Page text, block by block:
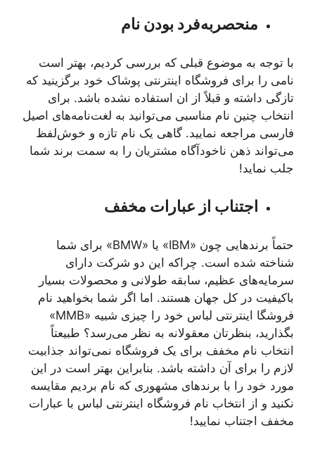
منحصربه‌فرد بودن نام
با توجه به موضوع قبلی که بررسی کردیم، بهتر است
نامی را برای فروشگاه اینترنتی پوشاک خود برگزینید که
تازگی داشته و قبلاً از ان استفاده نشده باشد. برای
انتخاب چنین نام مناسبی می‌توانید به لغت‌نامه‌های اصیل
فارسی مراجعه نمایید. گاهی یک نام تازه و خوش‌لفظ
می‌تواند ذهن ناخودآگاه مشتریان را به سمت برند شما
جلب نماید!
اجتناب از عبارات مخفف
حتماً برندهایی چون «IBM» یا «BMW» برای شما
شناخته شده است. چراکه این دو شرکت دارای
سرمایه‌های عظیم، سابقه طولانی و محصولات بسیار
باکیفیت در کل جهان هستند. اما اگر شما بخواهید نام
فروشگا اینترنتی لباس خود را چیزی شبیه «MMB»
بگذارید، بنظرتان معقولانه به نظر می‌رسد؟ طبیعتاً
انتخاب نام مخفف برای یک فروشگاه نمی‌تواند جذابیت
لازم را برای آن داشته باشد. بنابراین بهتر است در این
مورد خود را با برندهای مشهوری که نام بردیم مقایسه
نکنید و از انتخاب نام فروشگاه اینترنتی لباس با عبارات
مخفف اجتناب نمایید!